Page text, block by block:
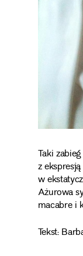
Taki
z
w
Ażurowa
macabre i
Tekst: